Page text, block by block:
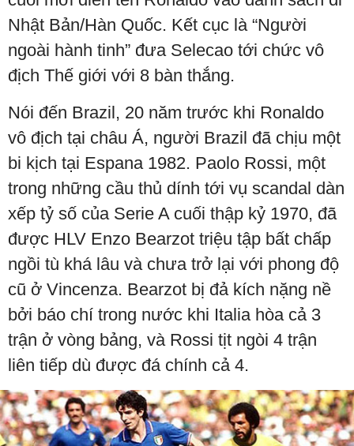
Nhật Bản/Hàn Quốc. Kết cục là “Người
ngoài hành tinh” đưa Selecao tới chức vô
địch Thế giới với 8 bàn thắng.
Nói đến Brazil, 20 năm trước khi Ronaldo
vô địch tại châu Á, người Brazil đã chịu một
bi kịch tại Espana 1982. Paolo Rossi, một
trong những cầu thủ dính tới vụ scandal dàn
xếp tỷ số của Serie A cuối thập kỷ 1970, đã
được HLV Enzo Bearzot triệu tập bất chấp
ngồi tù khá lâu và chưa trở lại với phong độ
cũ ở Vincenza. Bearzot bị đả kích nặng nề
bởi báo chí trong nước khi Italia hòa cả 3
trận ở vòng bảng, và Rossi tịt ngòi 4 trận
liên tiếp dù được đá chính cả 4.